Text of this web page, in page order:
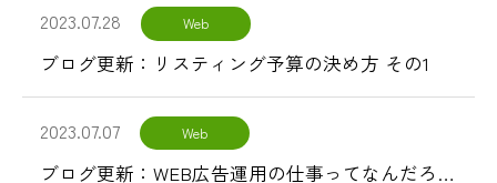
2023.07.28 Web
ブログ更新：リスティング予算の決め方 その1
2023.07.07 Web
ブログ更新：WEB広告運用の仕事ってなんだろう？